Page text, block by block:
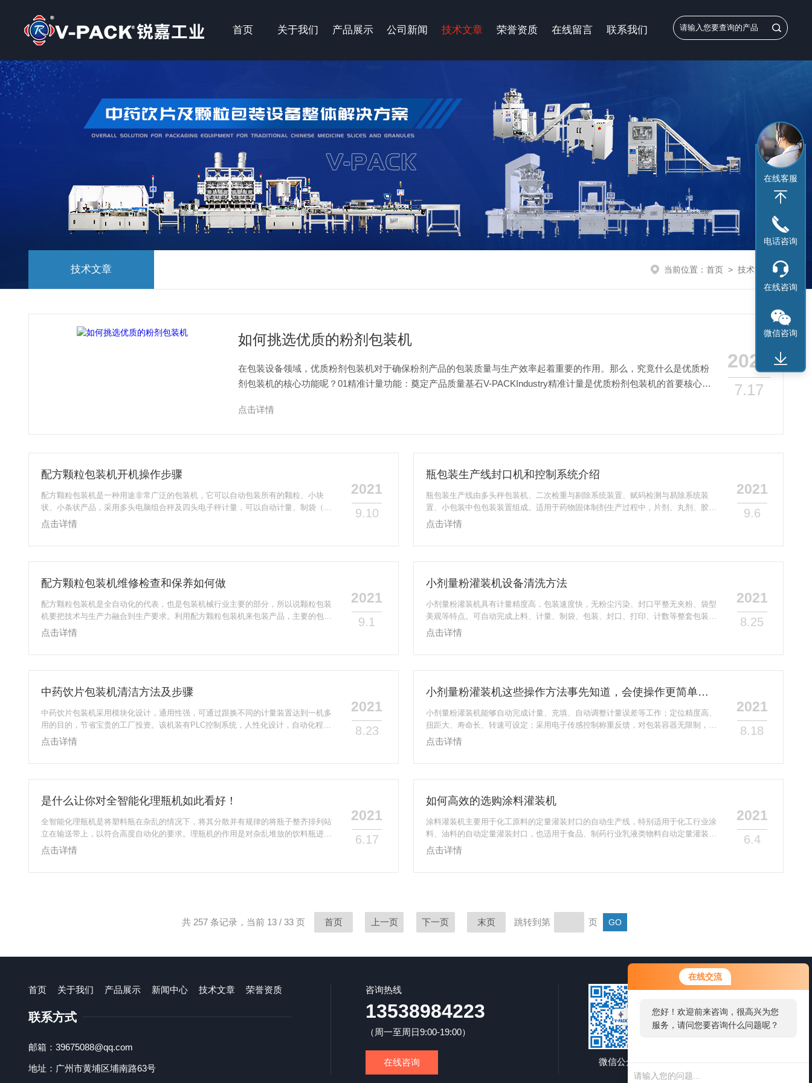
在线交流
您好！欢迎前来咨询，很高兴为您
服务，请问您要咨询什么问题呢？
首页 关于我们 产品展示 公司新闻 技术文章 荣誉资质 在线留言 联系我们
技术文章 当前位置： 首页> 技术文章
如何挑选优质的粉剂包装机
在包装设备领域，优质粉剂包装机对于确保粉剂产品的包装质量与生产效率起着重要的作用。那么，究竟什么是优质粉
剂包装机的核心功能呢？01精准计量功能：奠定产品质量基石V-PACKIndustry精准计量是优质粉剂包装机的首要核心功
点击详情
2026
7.17
配方颗粒包装机开机操作步骤
配方颗粒包装机是一种用途非常广泛的包装机，它可以自动包装所有的颗粒、小块
状、小条状产品，采用多头电脑组合秤及四头电子秤计量，可以自动计量、制袋（背
封、三边封、四边封、插角袋、手拎带、四边烫袋），可以自动打孔、打码，计数、
打切口。配方颗粒包装机优势和维护：外型美观，焊接水平可以达到无缝、无疤，非
点击详情
2021
9.10
瓶包装生产线封口机和控制系统介绍
瓶包装生产线由多头秤包装机、二次检重与剔除系统装置、赋码检测与易除系统装
置、小包装中包包装装置组成。适用于药物固体制剂生产过程中，片剂、丸剂、胶囊
的数粒、装瓶、旋盖、贴标等内包装。瓶包装生产线主要特点：采用机械式检测，检
测药品的有无，并自动实现废品剔除。本机器可实现：托盘成形、往托盘内自动加
点击详情
2021
9.6
配方颗粒包装机维修检查和保养如何做
配方颗粒包装机是全自动化的代表，也是包装机械行业主要的部分，所以说颗粒包装
机要把技术与生产力融合到生产要求。利用配方颗粒包装机来包装产品，主要的包装
过程：通过PLC控制设定出包装速度与制袋长度额定范围无级调节。设定好之后采用
步进电机驱动拉袋，使拉袋长度与距离更加准确到位。制袋长度准确可以更好的对加
点击详情
2021
9.1
小剂量粉灌装机设备清洗方法
小剂量粉灌装机具有计量精度高，包装速度快，无粉尘污染、封口平整无夹粉、袋型
美观等特点。可自动完成上料、计量、制袋、包装、封口、打印、计数等整套包装流
程，配备自动料位控制，可选配吸尘装置、重量选别机等。广泛应用于食品、药品、
饲料、兽药、化工、添加剂、干燥剂等诸多行业。小剂量粉灌装机针对易扬尘物料可
点击详情
2021
8.25
中药饮片包装机清洁方法及步骤
中药饮片包装机采用模块化设计，通用性强，可通过跟换不同的计量装置达到一机多
用的目的，节省宝贵的工厂投资。该机装有PLC控制系统，人性化设计，自动化程度
高，故障自报警、自停机、自诊断、使用安全简单，维护快速。中药饮片包装机设备
优势：1、控制系统完成整机的同步、定长、定位及速度，自动诊断故障功能。2、接
点击详情
2021
8.23
小剂量粉灌装机这些操作方法事先知道，会使操作更简单安全
小剂量粉灌装机能够自动完成计量、充填、自动调整计量误差等工作；定位精度高、
扭距大、寿命长、转速可设定；采用电子传感控制称重反馈，对包装容器无限制，适
合物料品种和包装重量规格经常变化的场合使用。设备工作稳定、抗干扰、称重精度
高，称重反馈比重跟踪式，克服了因物料比重变化而致使包装重量发生变化的缺点。
点击详情
2021
8.18
是什么让你对全智能化理瓶机如此看好！
全智能化理瓶机是将塑料瓶在杂乱的情况下，将其分散并有规律的将瓶子整齐排列站
立在输送带上，以符合高度自动化的要求。理瓶机的作用是对杂乱堆放的饮料瓶进行
整理，并使其有次序有方向排列在输送带上，高速高效的传到其它机械进行下一道工
序（如灌装、贴标、装箱等），以提高整个生产线的生产效率。适用于各种PE易拉
点击详情
2021
6.17
如何高效的选购涂料灌装机
涂料灌装机主要用于化工原料的定量灌装封口的自动生产线，特别适用于化工行业涂
料、油料的自动定量灌装封口，也适用于食品、制药行业乳液类物料自动定量灌装。
锐嘉工业灌装机本产品是程序控制，机、电、气一体化的智能产品，具有如下特点。
秤量误差小，静态误差≤0.13%，动态误差≤0.25%。能与中央控制室计算机联网（用
点击详情
2021
6.4
共 257 条记录，当前 13 / 33 页 首页 上一页 下一页 末页 跳转到第 页
首页 关于我们 产品展示 新闻中心 技术文章 荣誉资质
联系方式
邮箱：39675088@qq.com
地址：广州市黄埔区埔南路63号
咨询热线
13538984223
（周一至周日9:00-19:00）
在线咨询 微信公众号
在线客服
电话咨询
在线咨询
微信咨询